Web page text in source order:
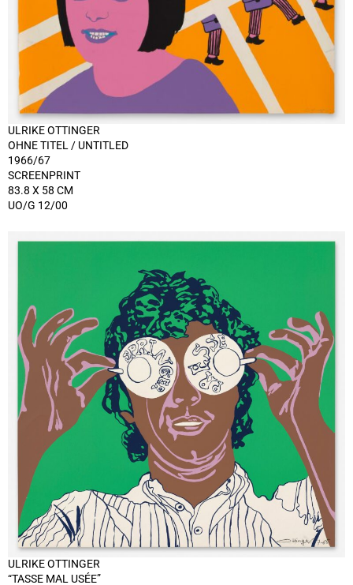
ULRIKE OTTINGER
OHNE TITEL / UNTITLED
1966/67
SCREENPRINT
83.8 X 58 CM
UO/G 12/00
ULRIKE OTTINGER
“TASSE MAL USÉE”